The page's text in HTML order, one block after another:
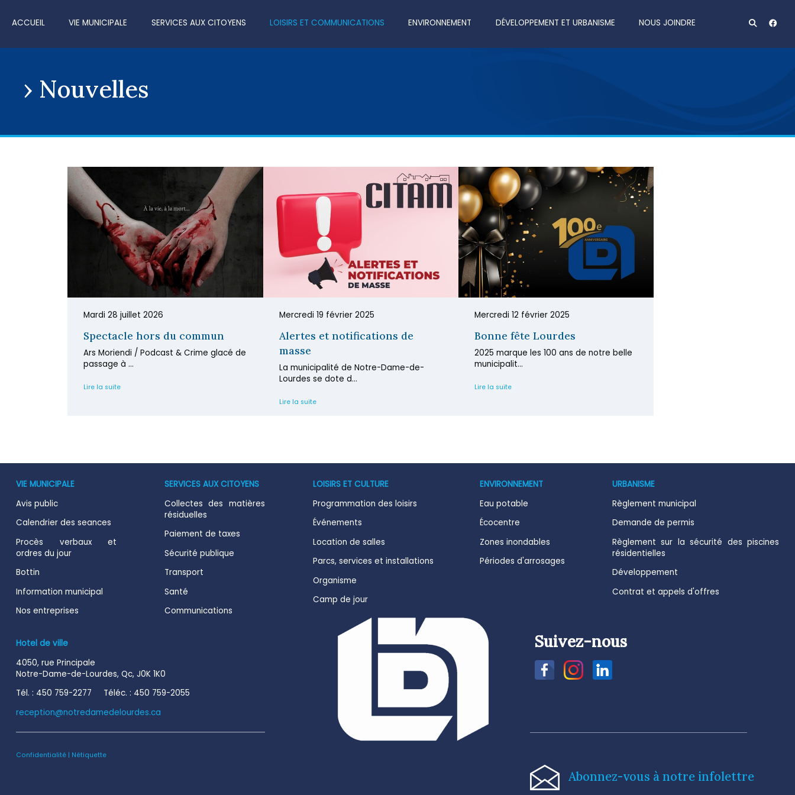
ACCUEIL VIE MUNICIPALE SERVICES AUX CITOYENS LOISIRS ET COMMUNICATIONS ENVIRONNEMENT DÉVELOPPEMENT ET URBANISME NOUS JOINDRE
Nouvelles
Mardi 28 juillet 2026
Spectacle hors du commun
Ars Moriendi / Podcast & Crime glacé de
passage à ...
Lire la suite
Mercredi 19 février 2025
Alertes et notifications de
masse
La municipalité de Notre-Dame-de-
Lourdes se dote d...
Lire la suite
Mercredi 12 février 2025
Bonne fête Lourdes
2025 marque les 100 ans de notre belle
municipalit...
Lire la suite
VIE MUNICIPALE
Avis public
Calendrier des seances
Procès verbaux et
ordres du jour
Bottin
Information municipal
Nos entreprises
SERVICES AUX CITOYENS
Collectes des matières
résiduelles
Paiement de taxes
Sécurité publique
Transport
Santé
Communications
LOISIRS ET CULTURE
Programmation des loisirs
Événements
Location de salles
Parcs, services et installations
Organisme
Camp de jour
ENVIRONNEMENT
Eau potable
Écocentre
Zones inondables
Périodes d'arrosages
URBANISME
Règlement municipal
Demande de permis
Règlement sur la sécurité des piscines
résidentielles
Développement
Contrat et appels d'offres
Suivez-nous
Hotel de ville
4050, rue Principale
Notre-Dame-de-Lourdes, Qc, J0K 1K0
Tél. : 450 759-2277 Téléc. : 450 759-2055
reception@notredamedelourdes.ca
Confidentialité| Nétiquette
Abonnez-vous à notre infolettre